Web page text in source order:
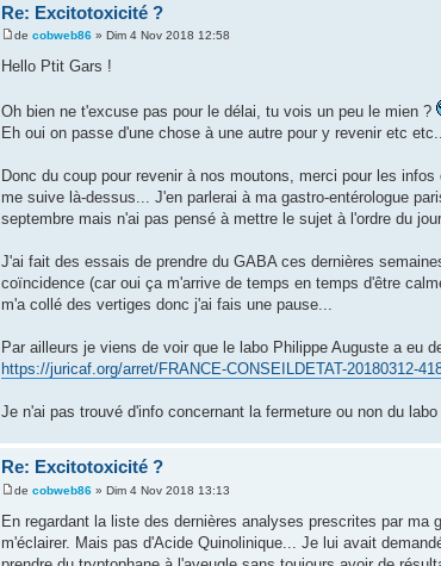
Re: Excitotoxicité ?
decobweb86 » Dim 4 Nov 2018 12:58
Hello Ptit Gars !
Oh bien ne t'excuse pas pour le délai, tu vois un peu le mien ?
Eh oui on passe d'une chose à une autre pour y revenir etc
Donc du coup pour revenir à nos moutons, merci pour les
me suive là-dessus... J'en parlerai à ma gastro-entérologue
septembre mais n'ai pas pensé à mettre le sujet à l'ordre du
J'ai fait des essais de prendre du GABA ces dernières
coïncidence (car oui ça m'arrive de temps en temps d'être
m'a collé des vertiges donc j'ai fais une pause...
Par ailleurs je viens de voir que le labo Philippe Auguste a eu
https://juricaf.org/arret/FRANCE-CONSEILDETAT-20180312-
Je n'ai pas trouvé d'info concernant la fermeture ou non du
Re: Excitotoxicité ?
decobweb86 » Dim 4 Nov 2018 13:13
En regardant la liste des dernières analyses prescrites par
m'éclairer. Mais pas d'Acide Quinolinique... Je lui avait